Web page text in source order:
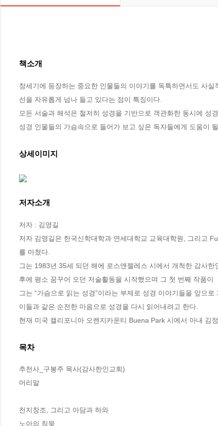
책소개
창세기에 등장하는 중요한 인물들의 이야기를 독특하면서도 사
선을 자유롭게 넘나 들고 있다는 점이 특징이다.
모든 서술과 해석은 철저히 성경을 기반으로 객관화한 동시에
성경 인물들의 가슴속으로 들어가 보고 싶은 독자들에게 도움이
상세이미지
저자소개
저자 : 김영길
저자 김영길은 한국신학대학과 연세대학교 교육대학원, 그리고
를 마쳤다.
그는 1983년 35세 되던 해에 로스앤젤레스 시에서 개척한 감사
후에 평소 꿈꾸어 오던 저술활동을 시작했으며 그 첫 번째 작품이
그는 “가슴으로 읽는 성경”이라는 부제로 성경 이야기들을 앞으
이들과 같은 순전한 마음으로 성경을 다시 읽어내려고 한다.
현재 미국 캘리포니아 오렌지카운티 Buena Park 시에서 아내 김
목차
추천사_구봉주 목사(감사한인교회)
머리말
천지창조, 그리고 아담과 하와
노아의 침묵